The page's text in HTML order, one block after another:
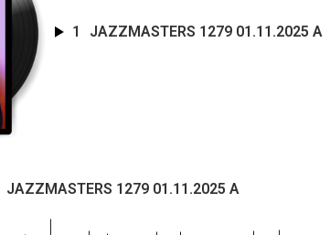
1 JAZZMASTERS 1279 01.11.2025 A
JAZZMASTERS 1279 01.11.2025 A